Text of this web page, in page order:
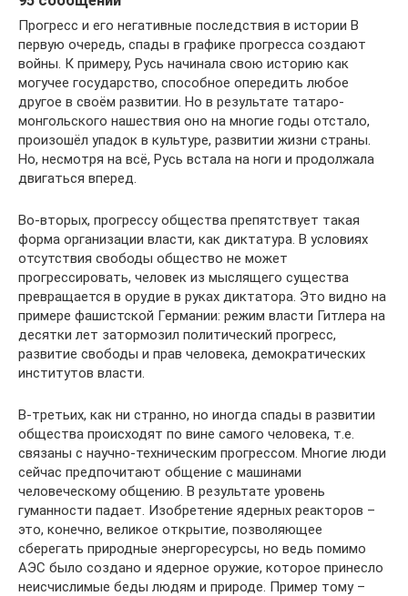
Прогресс и его негативные последствия в истории В
первую очередь, спады в графике прогресса создают
войны. К примеру, Русь начинала свою историю как
могучее государство, способное опередить любое
другое в своём развитии. Но в результате татаро-
монгольского нашествия оно на многие годы отстало,
произошёл упадок в культуре, развитии жизни страны.
Но, несмотря на всё, Русь встала на ноги и продолжала
двигаться вперед.
Во-вторых, прогрессу общества препятствует такая
форма организации власти, как диктатура. В условиях
отсутствия свободы общество не может
прогрессировать, человек из мыслящего существа
превращается в орудие в руках диктатора. Это видно на
примере фашистской Германии: режим власти Гитлера на
десятки лет затормозил политический прогресс,
развитие свободы и прав человека, демократических
институтов власти.
В-третьих, как ни странно, но иногда спады в развитии
общества происходят по вине самого человека, т.е.
связаны с научно-техническим прогрессом. Многие люди
сейчас предпочитают общение с машинами
человеческому общению. В результате уровень
гуманности падает. Изобретение ядерных реакторов –
это, конечно, великое открытие, позволяющее
сберегать природные энергоресурсы, но ведь помимо
АЭС было создано и ядерное оружие, которое принесло
неисчислимые беды людям и природе. Пример тому –